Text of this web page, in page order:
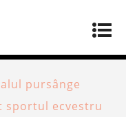
pursânge
sportul ecvestru